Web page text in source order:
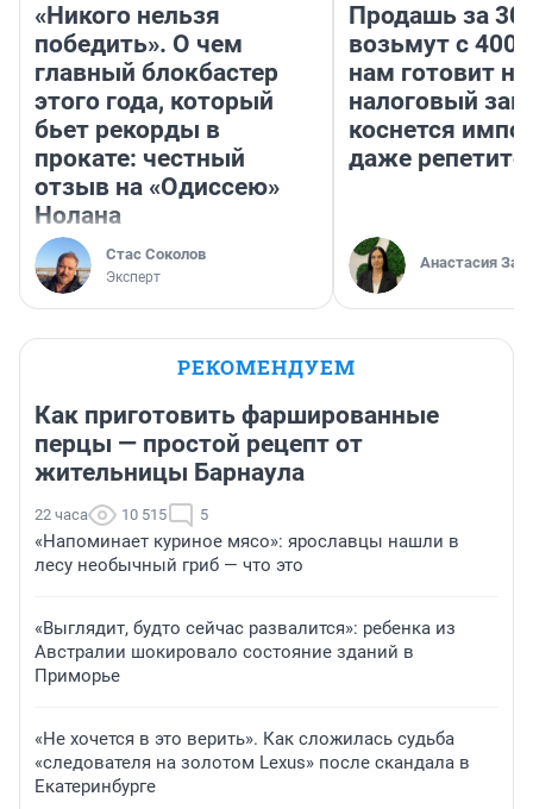
«Никого нельзя
победить». О чем
главный блокбастер
этого года, который
бьет рекорды в
прокате: честный
отзыв на «Одиссею»
Нолана
Стас Соколов
Эксперт
Продашь за
возьмут с
нам готовит
налоговый
коснется
даже
Анастасия
РЕКОМЕНДУЕМ
Как приготовить фаршированные
перцы — простой рецепт от
жительницы Барнаула
22 часа 10 515 5
«Напоминает куриное мясо»: ярославцы нашли в
лесу необычный гриб — что это
«Выглядит, будто сейчас развалится»: ребенка из
Австралии шокировало состояние зданий в
Приморье
«Не хочется в это верить». Как сложилась судьба
«следователя на золотом Lexus» после скандала в
Екатеринбурге